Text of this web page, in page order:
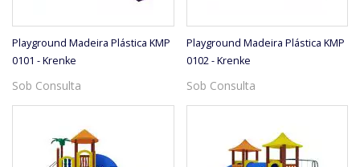
Playground Madeira Plástica KMP
0101 - Krenke
Sob Consulta
Playground Madeira Plástica KMP
0102 - Krenke
Sob Consulta